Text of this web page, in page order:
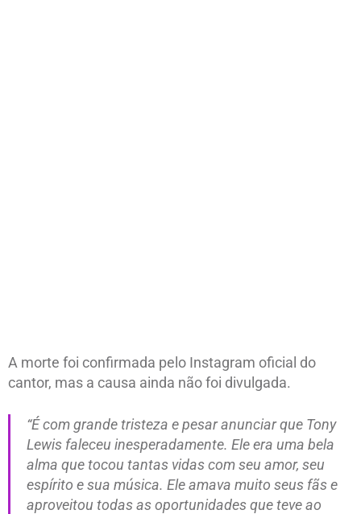
A morte foi confirmada pelo Instagram oficial do
cantor, mas a causa ainda não foi divulgada.
“É com grande tristeza e pesar anunciar que Tony
Lewis faleceu inesperadamente. Ele era uma bela
alma que tocou tantas vidas com seu amor, seu
espírito e sua música. Ele amava muito seus fãs e
aproveitou todas as oportunidades que teve ao